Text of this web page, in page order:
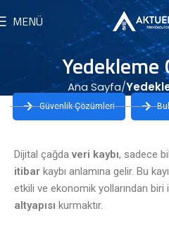
MENÜ
Yedekleme
Ana Sayfa
Güvenlik Çözümleri
Dijital çağdaveri kaybı, sadece
itibar kaybı anlamına gelir. Bu
etkili ve ekonomik yollarından biri
altyapısı kurmaktır.